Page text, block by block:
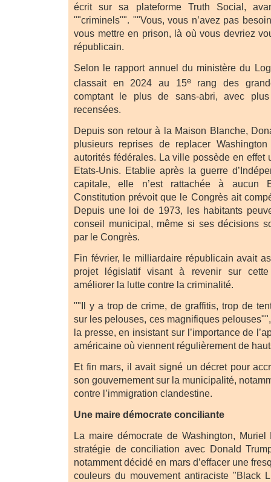
écrit sur sa plateforme Truth Social,
""criminels"". ""Vous, vous n’avez pas
vous mettre en prison, là où vous devriez
républicain.
Selon le rapport annuel du ministère du
classait en 2024 au 15erang des
comptant le plus de sans-abri, avec
recensées.
Depuis son retour à la Maison Blanche,
plusieurs reprises de replacer
autorités fédérales. La ville possède en effet
Etats-Unis. Etablie après la guerre
capitale, elle n’est rattachée à aucun
Constitution prévoit que le Congrès ait
Depuis une loi de 1973, les habitants
conseil municipal, même si ses décisions
par le Congrès.
Fin février, le milliardaire républicain avait
projet législatif visant à revenir sur
améliorer la lutte contre la criminalité.
""Il y a trop de crime, de graffitis, trop de
sur les pelouses, ces magnifiques
la presse, en insistant sur l’importance de
américaine où viennent régulièrement de
Et fin mars, il avait signé un décret pour
son gouvernement sur la municipalité,
contre l’immigration clandestine.
Une maire démocrate conciliante
La maire démocrate de Washington,
stratégie de conciliation avec Donald
notamment décidé en mars d’effacer une
couleurs du mouvement antiraciste "Black